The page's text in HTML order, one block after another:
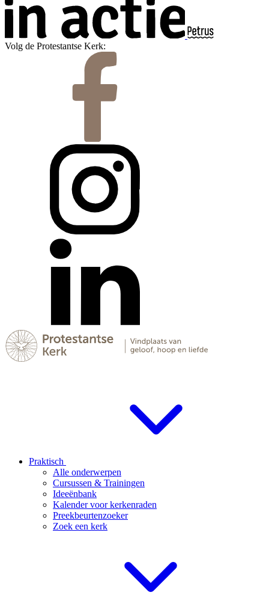
Volg de Protestantse Kerk:
Praktisch
Alle onderwerpen
Cursussen & Trainingen
Ideeënbank
Kalender voor kerkenraden
Preekbeurtenzoeker
Zoek een kerk